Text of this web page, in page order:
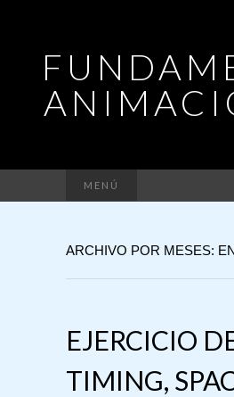
MENÚ
ARCHIVO POR MESES:
EJERCICIO
TIMING,